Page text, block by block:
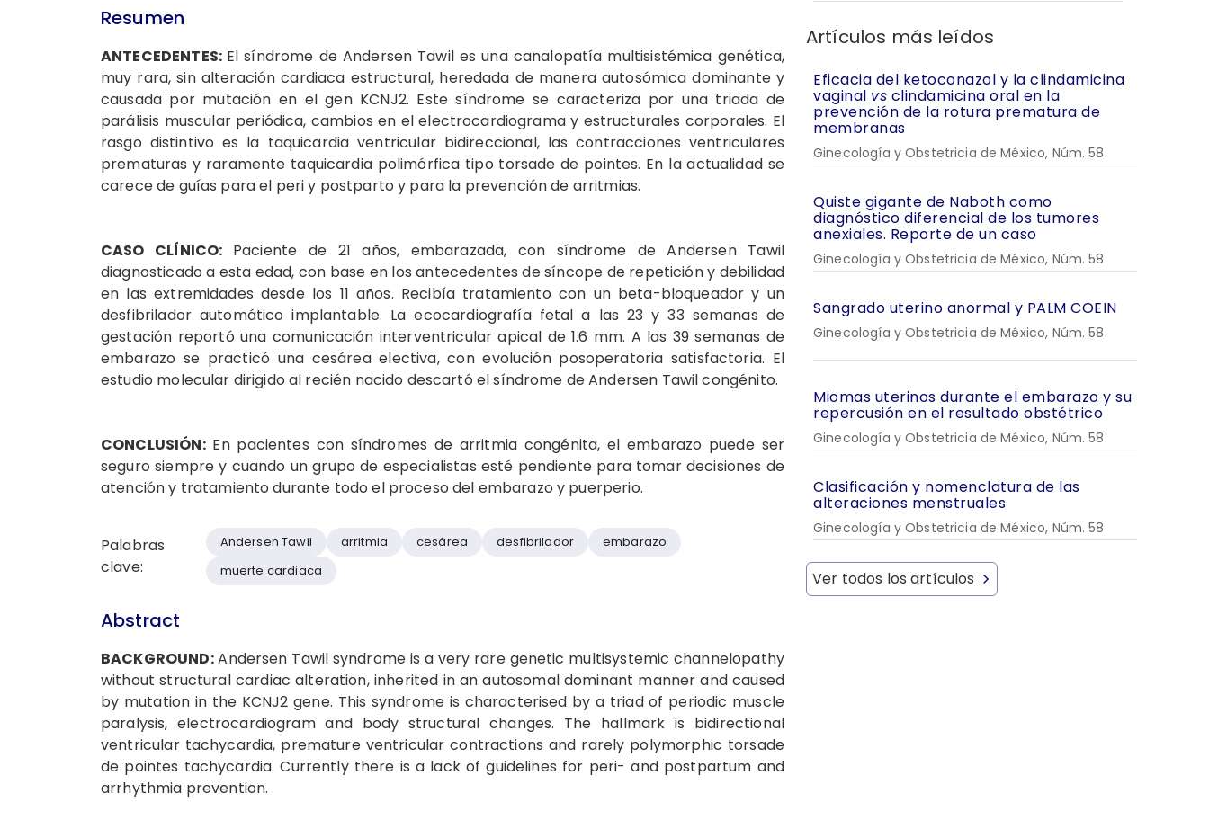
Resumen
ANTECEDENTES: El síndrome de Andersen Tawil es una canalopatía multisistémica genética,
muy rara, sin alteración cardiaca estructural, heredada de manera autosómica dominante y
causada por mutación en el gen KCNJ2. Este síndrome se caracteriza por una triada de
parálisis muscular periódica, cambios en el electrocardiograma y estructurales corporales. El
rasgo distintivo es la taquicardia ventricular bidireccional, las contracciones ventriculares
prematuras y raramente taquicardia polimórfica tipo torsade de pointes. En la actualidad se
carece de guías para el peri y postparto y para la prevención de arritmias.
CASO CLÍNICO: Paciente de 21 años, embarazada, con síndrome de Andersen Tawil
diagnosticado a esta edad, con base en los antecedentes de síncope de repetición y debilidad
en las extremidades desde los 11 años. Recibía tratamiento con un beta-bloqueador y un
desfibrilador automático implantable. La ecocardiografía fetal a las 23 y 33 semanas de
gestación reportó una comunicación interventricular apical de 1.6 mm. A las 39 semanas de
embarazo se practicó una cesárea electiva, con evolución posoperatoria satisfactoria. El
estudio molecular dirigido al recién nacido descartó el síndrome de Andersen Tawil congénito.
CONCLUSIÓN:En pacientes con síndromes de arritmia congénita, el embarazo puede ser
seguro siempre y cuando un grupo de especialistas esté pendiente para tomar decisiones de
atención y tratamiento durante todo el proceso del embarazo y puerperio.
Palabras
clave:
Andersen Tawil arritmia cesárea desfibrilador
embarazo
muerte cardiaca
Abstract
BACKGROUND:Andersen Tawil syndrome is a very rare genetic multisystemic channelopathy
without structural cardiac alteration, inherited in an autosomal dominant manner and caused
by mutation in the KCNJ2 gene. This syndrome is characterised by a triad of periodic muscle
paralysis, electrocardiogram and body structural changes. The hallmark is bidirectional
ventricular tachycardia, premature ventricular contractions and rarely polymorphic torsade
de pointes tachycardia. Currently there is a lack of guidelines for peri- and postpartum and
arrhythmia prevention.
Artículos más leídos
Eficacia del ketoconazol y la clindamicina
vaginal vs clindamicina oral en la
prevención de la rotura prematura de
membranas
Ginecología y Obstetricia de México, Núm. 58
Quiste gigante de Naboth como
diagnóstico diferencial de los tumores
anexiales. Reporte de un caso
Ginecología y Obstetricia de México, Núm. 58
Sangrado uterino anormal y PALM COEIN
Ginecología y Obstetricia de México, Núm. 58
Miomas uterinos durante el embarazo y su
repercusión en el resultado obstétrico
Ginecología y Obstetricia de México, Núm. 58
Clasificación y nomenclatura de las
alteraciones menstruales
Ginecología y Obstetricia de México, Núm. 58
Ver todos los artículos